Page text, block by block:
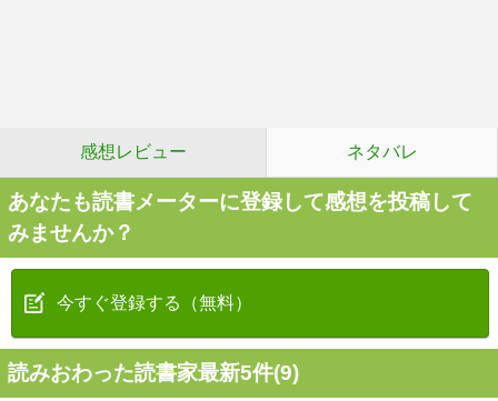
感想レビュー ネタバレ
あなたも読書メーターに登録して感想を投稿して
みませんか？
今すぐ登録する（無料）
読みおわった読書家最新5件(9)